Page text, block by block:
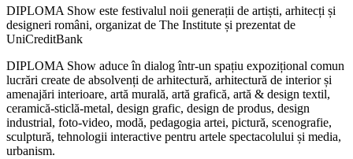
DIPLOMA Show este festivalul noii generații de artiști, arhitecți și
designeri români, organizat de The Institute și prezentat de
UniCreditBank
DIPLOMA Show aduce în dialog într-un spațiu expozițional comun
lucrări create de absolvenți de arhitectură, arhitectură de interior și
amenajări interioare, artă murală, artă grafică, artă & design textil,
ceramică-sticlă-metal, design grafic, design de produs, design
industrial, foto-video, modă, pedagogia artei, pictură, scenografie,
sculptură, tehnologii interactive pentru artele spectacolului și media,
urbanism.